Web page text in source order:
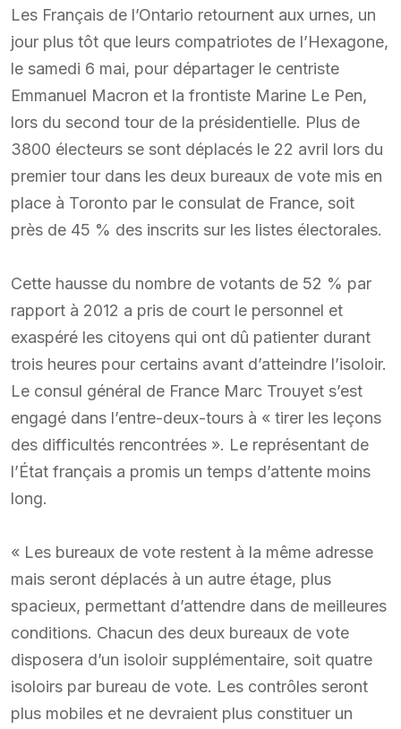
Les Français de l’Ontario retournent aux urnes, un
jour plus tôt que leurs compatriotes de l’Hexagone,
le samedi 6 mai, pour départager le centriste
Emmanuel Macron et la frontiste Marine Le Pen,
lors du second tour de la présidentielle. Plus de
3800 électeurs se sont déplacés le 22 avril lors du
premier tour dans les deux bureaux de vote mis en
place à Toronto par le consulat de France, soit
près de 45 % des inscrits sur les listes électorales.
Cette hausse du nombre de votants de 52 % par
rapport à 2012 a pris de court le personnel et
exaspéré les citoyens qui ont dû patienter durant
trois heures pour certains avant d’atteindre l’isoloir.
Le consul général de France Marc Trouyet s’est
engagé dans l’entre-deux-tours à « tirer les leçons
des difficultés rencontrées ». Le représentant de
l’État français a promis un temps d’attente moins
long.
« Les bureaux de vote restent à la même adresse
mais seront déplacés à un autre étage, plus
spacieux, permettant d’attendre dans de meilleures
conditions. Chacun des deux bureaux de vote
disposera d’un isoloir supplémentaire, soit quatre
isoloirs par bureau de vote. Les contrôles seront
plus mobiles et ne devraient plus constituer un